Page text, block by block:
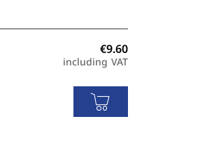
including VAT